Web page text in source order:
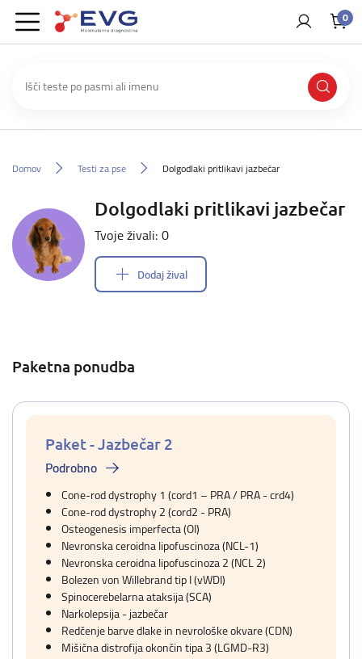
0
Domov Testi za pse Dolgodlaki pritlikavi jazbečar
Dolgodlaki pritlikavi jazbečar
Tvoje živali: 0
Dodaj žival
Paketna ponudba
Paket - Jazbečar 2
Podrobno
Cone-rod dystrophy 1 (cord1 – PRA / PRA - crd4)
Cone-rod dystrophy 2 (cord2 - PRA)
Osteogenesis imperfecta (OI)
Nevronska ceroidna lipofuscinoza (NCL-1)
Nevronska ceroidna lipofuscinoza 2 (NCL 2)
Bolezen von Willebrand tip I (vWDI)
Spinocerebelarna ataksija (SCA)
Narkolepsija - jazbečar
Redčenje barve dlake in nevrološke okvare (CDN)
Mišična distrofija okončin tipa 3 (LGMD-R3)